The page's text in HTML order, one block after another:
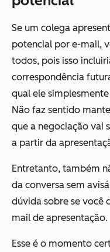
Se um colega
potencial por e-mail,
todos, pois isso
correspondência
qual ele
Não faz sentido
que a negociação vai
a partir da
Entretanto, também
da conversa sem
dúvida sobre se você
mail de apresentação.
Esse é o momento